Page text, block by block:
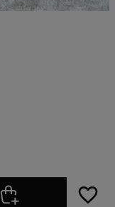
favorite_border